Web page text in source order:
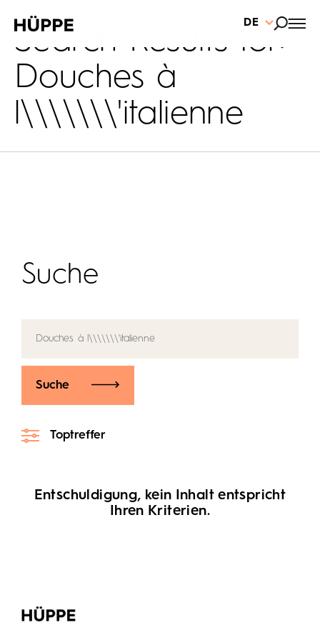
DE
Search Results for:
Douches à
l\\\\\\\'italienne
Suche
Suche
Toptreffer
Entschuldigung, kein Inhalt entspricht
Ihren Kriterien.